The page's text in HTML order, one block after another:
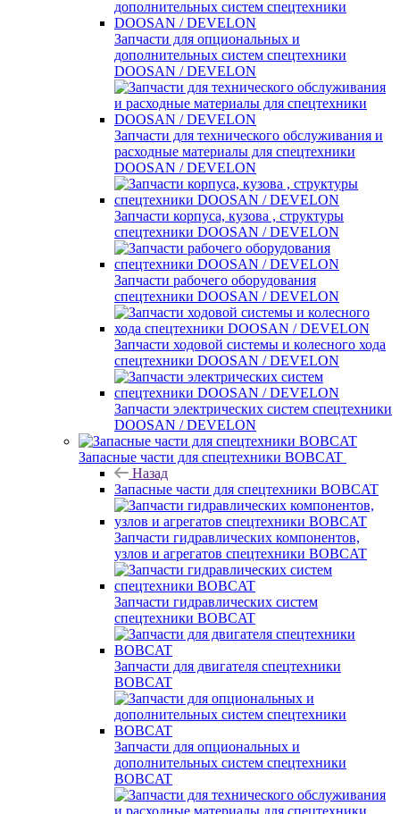
Запчасти для опциональных и
дополнительных систем спецтехники
DOOSAN / DEVELON
Запчасти для технического обслуживания и
расходные материалы для спецтехники
DOOSAN / DEVELON
Запчасти корпуса, кузова , структуры
спецтехники DOOSAN / DEVELON
Запчасти рабочего оборудования
спецтехники DOOSAN / DEVELON
Запчасти ходовой системы и колесного хода
спецтехники DOOSAN / DEVELON
Запчасти электрических систем спецтехники
DOOSAN / DEVELON
Запасные части для спецтехники BOBCAT
Назад
Запасные части для спецтехники BOBCAT
Запчасти гидравлических компонентов,
узлов и агрегатов спецтехники BOBCAT
Запчасти гидравлических систем
спецтехники BOBCAT
Запчасти для двигателя спецтехники
BOBCAT
Запчасти для опциональных и
дополнительных систем спецтехники
BOBCAT